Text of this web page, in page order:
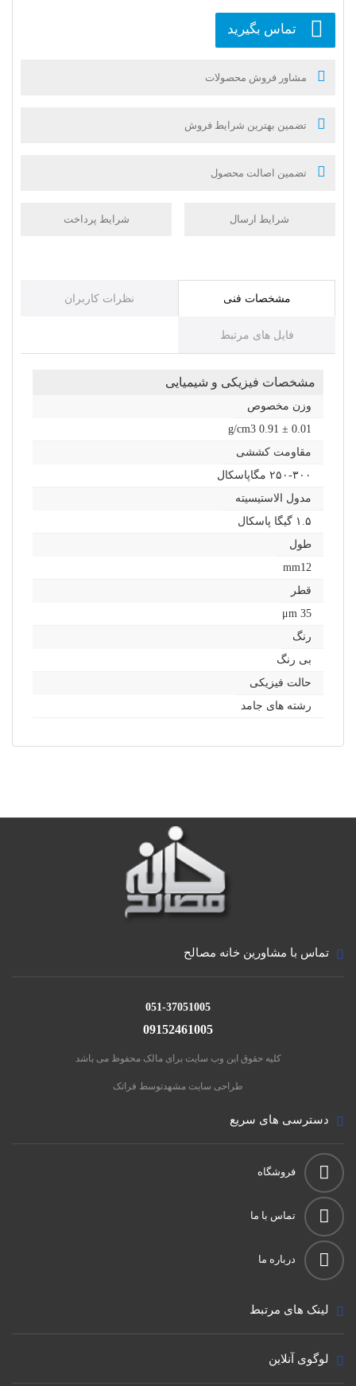
تماس بگیرید
مشاور فروش محصولات
تضمین بهترین شرایط فروش
تضمین اصالت محصول
شرایط ارسال شرایط پرداخت
مشخصات فنی نظرات کاربران
فایل های مرتبط
مشخصات فیزیکی و شیمیایی
وزن مخصوص
g/cm3 0.91 ± 0.01
مقاومت کششی
۲۵۰-۳۰۰ مگاپاسکال
مدول الاستیسیته
۱.۵ گیگا پاسکال
طول
mm12
قطر
35 μm
رنگ
بی رنگ
حالت فیزیکی
رشته های جامد
تماس با مشاورین خانه مصالح
051-37051005
09152461005
کلیه حقوق این وب سایت برای مالک محفوظ می باشد
طراحی سایت مشهدتوسط فراتک
دسترسی های سریع
فروشگاه
تماس با ما
درباره ما
لینک های مرتبط
لوگوی آنلاین